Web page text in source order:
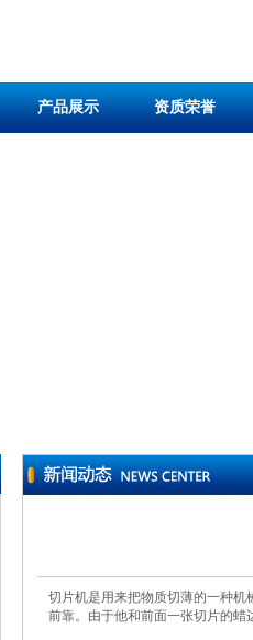
产品展示 资质荣誉
切片机是用来把物质切薄的一种
前靠。由于他和前面一张切片的